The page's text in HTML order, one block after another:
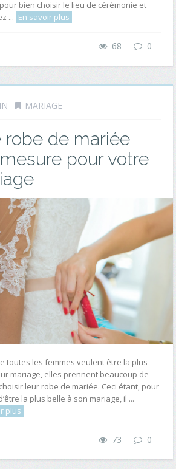
bien choisir le lieu de cérémonie et
... En savoir plus
68 0
MARIAGE
robe de mariée
pour votre
toutes les femmes veulent être la plus
mariage, elles prennent beaucoup de
leur robe de mariée. Ceci étant, pour
la plus belle à son mariage, il ...
plus
73 0